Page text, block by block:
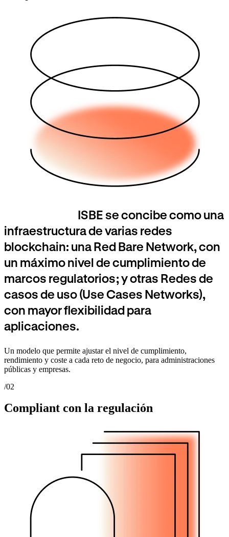
ISBE se concibe como una
infraestructura de varias redes
blockchain: una Red Bare Network, con
un máximo nivel de cumplimiento de
marcos regulatorios; y otras Redes de
casos de uso (Use Cases Networks),
con mayor flexibilidad para
aplicaciones.
Un modelo que permite ajustar el nivel de cumplimiento,
rendimiento y coste a cada reto de negocio, para administraciones
públicas y empresas.
/02
Compliant con la regulación